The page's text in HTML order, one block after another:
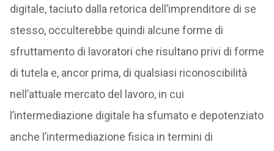
digitale, taciuto dalla retorica dell’imprenditore di se
stesso, occulterebbe quindi alcune forme di
sfruttamento di lavoratori che risultano privi di forme
di tutela e, ancor prima, di qualsiasi riconoscibilità
nell’attuale mercato del lavoro, in cui
l’intermediazione digitale ha sfumato e depotenziato
anche l’intermediazione fisica in termini di